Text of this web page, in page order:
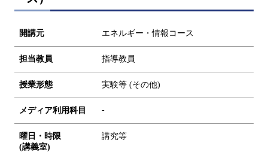
開講元 エネルギー・情報コース
担当教員 指導教員
授業形態 実験等 (その他)
メディア利用科目 -
曜日・時限
(講義室)
講究等